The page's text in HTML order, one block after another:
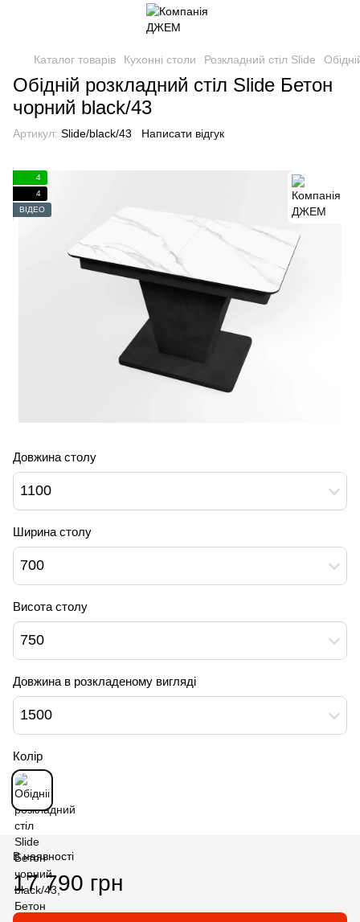
Каталог товарів Кухонні столи Розкладний стіл Slide
Обідній розкладний стіл Slide Бетон
чорний black/43
Артикул: Slide/black/43 Написати відгук
4
4
ВІДЕО
Довжина столу
1100
Ширина столу
700
Висота столу
750
Довжина в розкладеному вигляді
1500
Колір
В наявності
17 790 грн